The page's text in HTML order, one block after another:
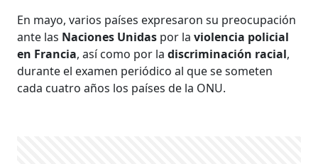
En mayo, varios países expresaron su preocupación
ante las Naciones Unidas por laviolencia policial
en Francia, así como por ladiscriminación racial,
durante el examen periódico al que se someten
cada cuatro años los países de la ONU.